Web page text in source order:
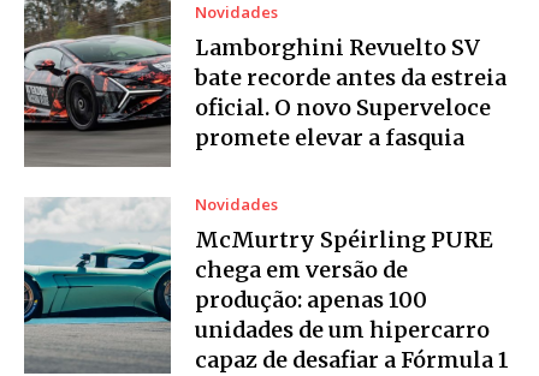
Novidades
Lamborghini Revuelto SV
bate recorde antes da estreia
oficial. O novo Superveloce
promete elevar a fasquia
Novidades
McMurtry Spéirling PURE
chega em versão de
produção: apenas 100
unidades de um hipercarro
capaz de desafiar a Fórmula 1